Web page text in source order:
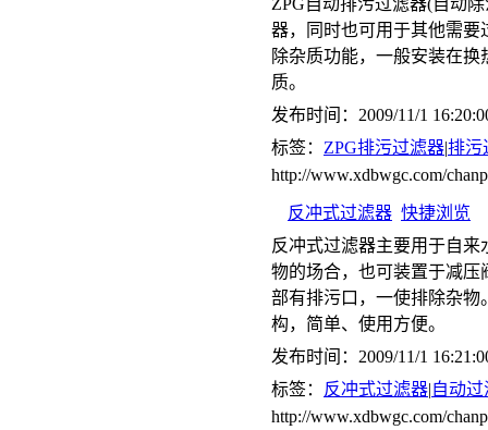
ZPG自动排污过滤器(自动
器，同时也可用于其他需
除杂质功能，一般安装在
质。
发布时间：2009/11/1
标签： ZPG排污过滤器|排污
http://www.xdbwgc.com/
反冲式过滤器 快捷浏览
反冲式过滤器主要用于自
物的场合，也可装置于减
部有排污口，一使排除杂
构，简单、使用方便。
发布时间：2009/11/1
标签：
反冲式过滤器|自动过
http://www.xdbwgc.com/